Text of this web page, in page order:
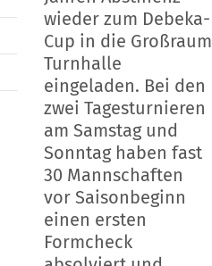
wieder zum Debeka-
Cup in die Großraum
Turnhalle
eingeladen. Bei den
zwei Tagesturnieren
am Samstag und
Sonntag haben fast
30 Mannschaften
vor Saisonbeginn
einen ersten
Formcheck